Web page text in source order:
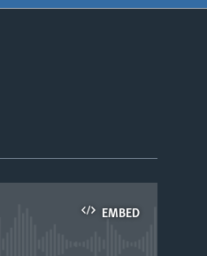
EMBED